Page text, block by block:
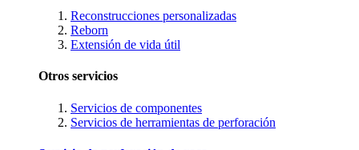
Reconstrucciones personalizadas
Reborn
Extensión de vida útil
Otros servicios
Servicios de componentes
Servicios de herramientas de perforación